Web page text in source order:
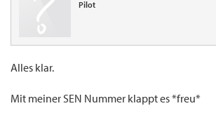
Pilot
Alles klar.
Mit meiner SEN Nummer klappt es *freu*